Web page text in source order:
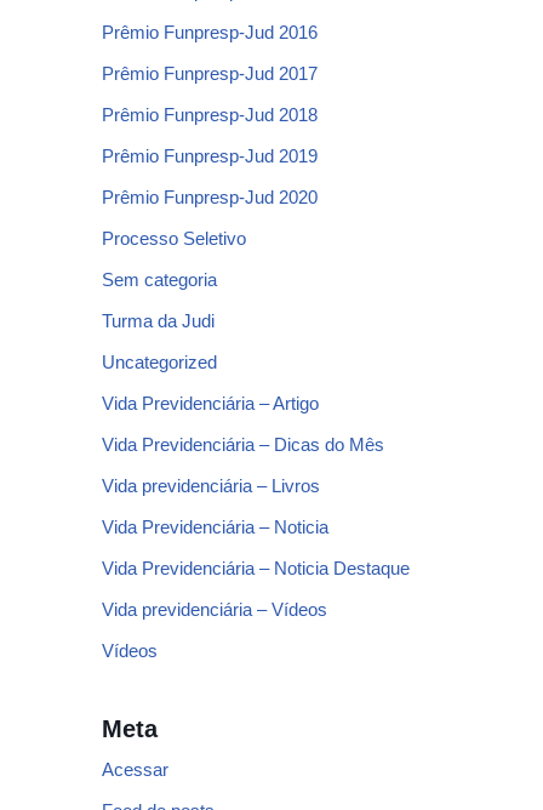
Prêmio Funpresp-Jud 2016
Prêmio Funpresp-Jud 2017
Prêmio Funpresp-Jud 2018
Prêmio Funpresp-Jud 2019
Prêmio Funpresp-Jud 2020
Processo Seletivo
Sem categoria
Turma da Judi
Uncategorized
Vida Previdenciária – Artigo
Vida Previdenciária – Dicas do Mês
Vida previdenciária – Livros
Vida Previdenciária – Noticia
Vida Previdenciária – Noticia Destaque
Vida previdenciária – Vídeos
Vídeos
Meta
Acessar